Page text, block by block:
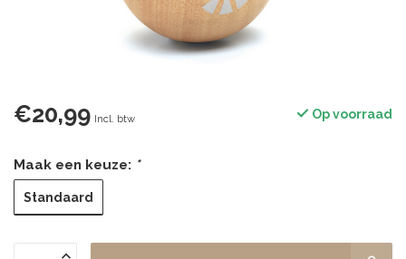
€20,99 Incl. btw Op voorraad
Maak een keuze: *
Standaard